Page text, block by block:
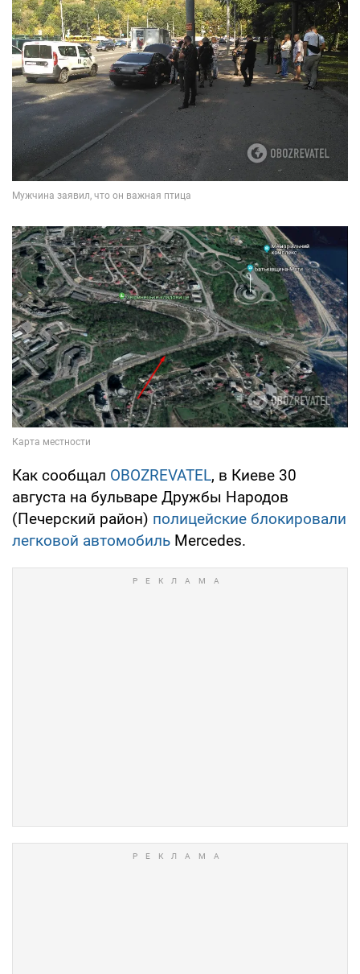
Как сообщал OBOZREVATEL, в Киеве 30
августа на бульваре Дружбы Народов
(Печерский район) полицейские блокировали
легковой автомобиль Mercedes.